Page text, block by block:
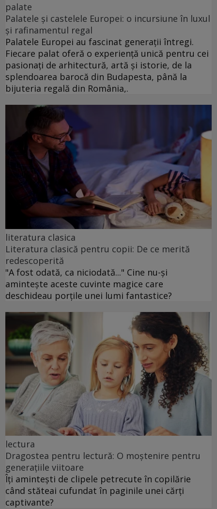
palate
Palatele și castelele Europei: o incursiune în luxul
și rafinamentul regal
Palatele Europei au fascinat generații întregi.
Fiecare palat oferă o experiență unică pentru cei
pasionați de arhitectură, artă și istorie, de la
splendoarea barocă din Budapesta, până la
bijuteria regală din România,.
literatura clasica
Literatura clasică pentru copii: De ce merită
redescoperită
"A fost odată, ca niciodată..." Cine nu-și
amintește aceste cuvinte magice care
deschideau porțile unei lumi fantastice?
lectura
Dragostea pentru lectură: O moștenire pentru
generațiile viitoare
Îți amintești de clipele petrecute în copilărie
când stăteai cufundat în paginile unei cărți
captivante?